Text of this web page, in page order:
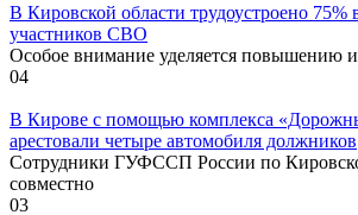
В Кировской области трудоустроено 75%
участников СВО
Особое внимание уделяется повышению
04
В Кирове с помощью комплекса
арестовали четыре автомобиля должников
Сотрудники ГУФССП России по
совместно
03